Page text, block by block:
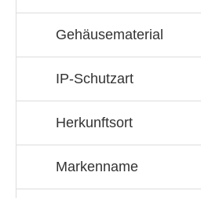
Gehäusematerial
IP-Schutzart
Herkunftsort
Markenname